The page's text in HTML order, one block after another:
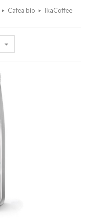
Cafea bio IkaCoffee